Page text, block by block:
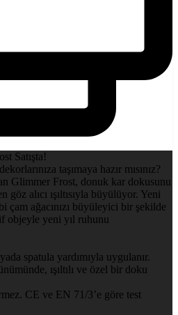
Satışta!
taşımaya hazır mısınız?
Glimmer Frost, donuk kar dokusunu
göz alıcı ışıltısıyla büyülüyor. Yeni
çam ağacınızı büyüleyici bir şekilde
objeyle yeni yıl ruhunu
spatula yardımıyla uygulanır.
ışıltılı ve özel bir doku
CE ve EN 71/3’e göre test